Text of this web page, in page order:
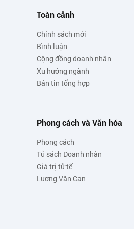
Toàn cảnh
Chính sách mới
Bình luận
Cộng đồng doanh nhân
Xu hướng ngành
Bản tin tổng hợp
Phong cách và Văn hóa
Phong cách
Tủ sách Doanh nhân
Giá trị tử tế
Lương Văn Can